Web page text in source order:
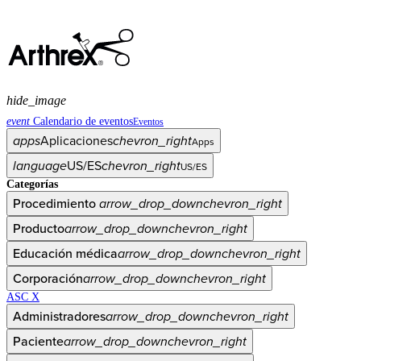
event Calendario de eventosEventos
appsAplicacioneschevron_rightApps
languageUS/ESchevron_rightUS/ES
Categorías
Procedimientoarrow_drop_downchevron_right
Productoarrow_drop_downchevron_right
Educación médicaarrow_drop_downchevron_right
Corporaciónarrow_drop_downchevron_right
ASC X
Administradoresarrow_drop_downchevron_right
Pacientearrow_drop_downchevron_right
hide_image